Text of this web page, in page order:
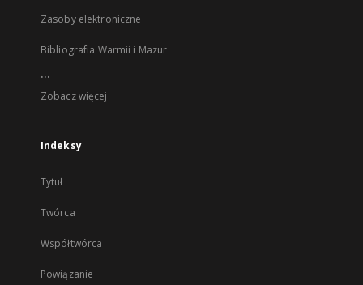
Zasoby elektroniczne
Bibliografia Warmii i Mazur
...
Zobacz więcej
Indeksy
Tytuł
Twórca
Współtwórca
Powiązanie